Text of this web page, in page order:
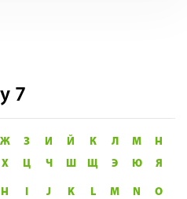
7
Ж З И Й К Л М
Н
Х Ц Ч Ш Щ Э Ю Я
H I J K L M N
O